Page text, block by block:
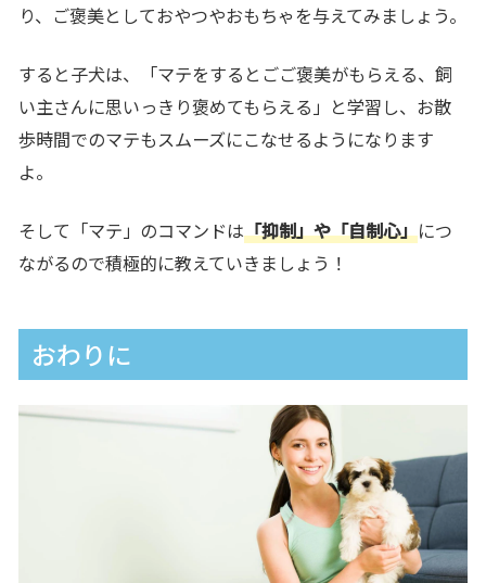
り、ご褒美としておやつやおもちゃを与えてみましょう。
すると子犬は、「マテをするとごご褒美がもらえる、飼
い主さんに思いっきり褒めてもらえる」と学習し、お散
歩時間でのマテもスムーズにこなせるようになります
よ。
そして「マテ」のコマンドは「抑制」や「自制心」につ
ながるので積極的に教えていきましょう！
おわりに